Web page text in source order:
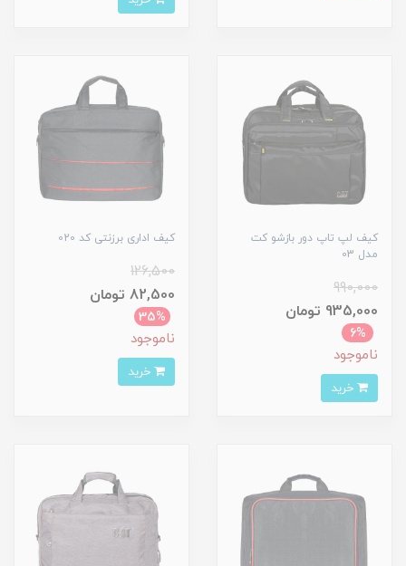
کیف لپ تاپ دور بازشو کت
مدل 03
990,000
935,000 تومان
6%
ناموجود
کیف اداری برزنتی کد 020
126,500
82,500 تومان
35%
ناموجود